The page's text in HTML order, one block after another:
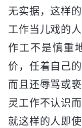
无实据，这样
工作当儿戏的
作工不是慎重
价，任着自己
而且还辱骂或
灵工作不认识
就这样的人即